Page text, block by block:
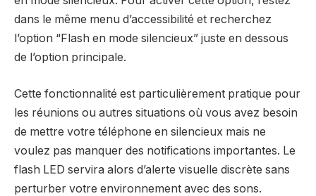
dans le même menu d’accessibilité et recherchez
l’option “Flash en mode silencieux” juste en dessous
de l’option principale.
Cette fonctionnalité est particulièrement pratique pour
les réunions ou autres situations où vous avez besoin
de mettre votre téléphone en silencieux mais ne
voulez pas manquer des notifications importantes. Le
flash LED servira alors d’alerte visuelle discrète sans
perturber votre environnement avec des sons.